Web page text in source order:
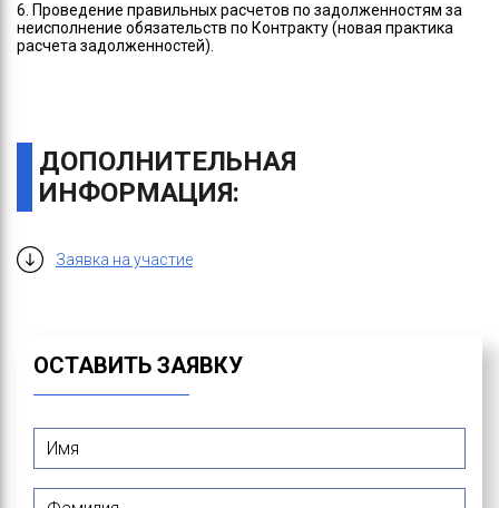
6. Проведение правильных расчетов по задолженностям за
неисполнение обязательств по Контракту (новая практика
расчета задолженностей).
ДОПОЛНИТЕЛЬНАЯ
ИНФОРМАЦИЯ:
Заявка на участие
ОСТАВИТЬ ЗАЯВКУ